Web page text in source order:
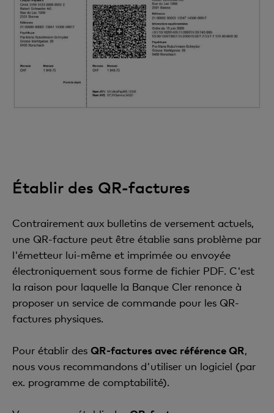
Établir des QR-factures
Contrairement aux bulletins de versement actuels,
une QR-facture peut être établie sans problème par
l'émetteur lui-même et imprimée ou envoyée
électroniquement sous forme de fichier PDF. C'est
la raison pour laquelle la Banque Cler renonce à
proposer un service de commande pour les QR-
factures physiques.
Pour établir des QR-factures avec référence QR,
nous vous recommandons d'utiliser un logiciel (par
ex. programme de comptabilité).